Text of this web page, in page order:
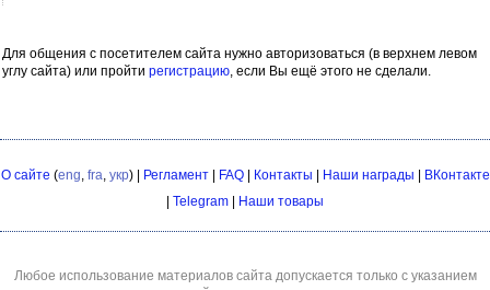
Для общения с посетителем сайта нужно авторизоваться (в верхнем левом
углу сайта) или пройти регистрацию, если Вы ещё этого не сделали.
О сайте (eng, fra, укр) | Регламент| FAQ| Контакты Наши награды
ВКонтакте
Telegram Наши товары
Любое использование материалов сайта допускается только с указанием